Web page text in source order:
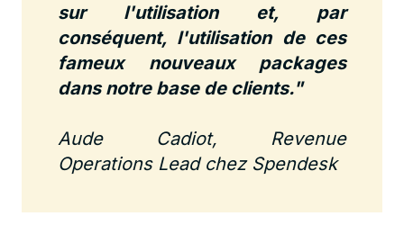
sur l'utilisation et, par
conséquent, l'utilisation de ces
fameux nouveaux packages
dans notre base de clients."
Aude Cadiot, Revenue
Operations Lead chez Spendesk